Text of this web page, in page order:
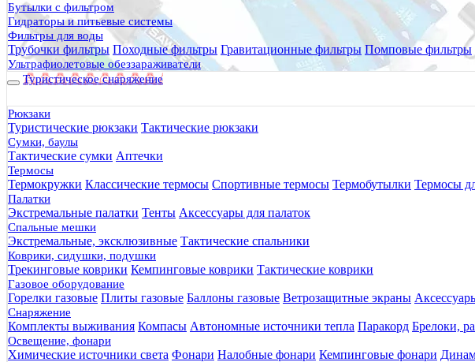
Бутылки с фильтром
Гидраторы и питьевые системы
Фильтры для воды
Трубочки фильтры Походные фильтры Гравитационные фильтры Помповые фильтры
Ультрафиолетовые обеззараживатели
Туристическое снаряжение
Рюкзаки
Туристические рюкзаки Тактические рюкзаки
Сумки, баулы
Тактические сумки Аптечки
Термосы
Термокружки Классические термосы Спортивные термосы Термобутылки Термосы
Палатки
Экстремальные палатки Тенты Аксессуары для палаток
Спальные мешки
Экстремальные, эксклюзивные Тактические спальники
Коврики, сидушки, подушки
Трекинговые коврики Кемпинговые коврики Тактические коврики
Газовое оборудование
Горелки газовые Плиты газовые Баллоны газовые Ветрозащитные экраны
Снаряжение
Комплекты выживания Компасы Автономные источники тепла Паракорд Брелоки,
Освещение, фонари
Химические источники света Фонари Налобные фонари Кемпинговые фонари